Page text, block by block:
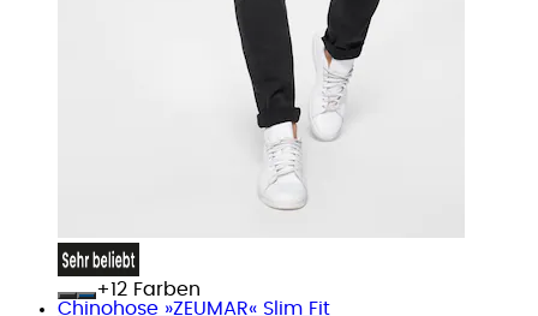
+
Farben
Chinohose »ZEUMAR« Slim Fit